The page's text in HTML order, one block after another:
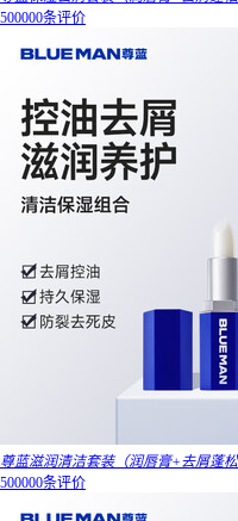
500000条评价
尊蓝滋润清洁套装（润唇膏+去屑蓬
500000条评价